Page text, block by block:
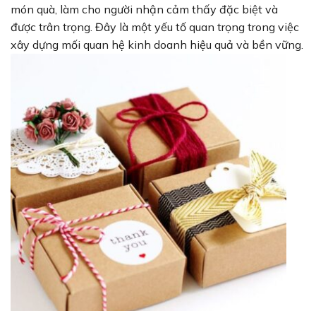
món quà, làm cho người nhận cảm thấy đặc biệt và
được trân trọng. Đây là một yếu tố quan trọng trong việc
xây dựng mối quan hệ kinh doanh hiệu quả và bền vững.